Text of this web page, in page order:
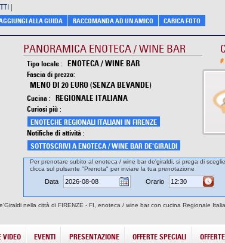
|
ALLA GUIDA RACCOMANDA AD UN AMICO CARICA FOTO
PANORAMICA ENOTECA / WINE BAR
Tipo locale : ENOTECA / WINE BAR
Fascia di prezzo:
MENO DI 20 EURO (SENZA BEVANDE)
Cucina : REGIONALE ITALIANA
Curiosi più :
ENOTECHE REGIONALI ITALIANI IN FIRENZE
Notifiche di attività :
SOTTOSCRIVI A ENOTECA / WINE BAR DE'GIRALDI
#
Per prenotare subito al enoteca / wine bar de'giraldi, si prega di
clicca sul pulsante "Prenota" per inviare la tua prenotazione
Data Orario
nella città di FIRENZE - FI, enoteca / wine bar con cucina Regionale
VIDEO EVENTI PRESENTAZIONE OFFERTE SPECIALI